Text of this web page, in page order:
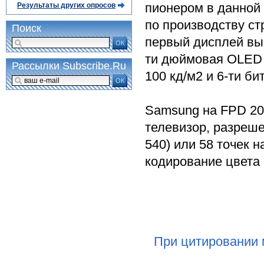
пионером в
по производству
первый дисплей
ти дюймовая
100 кд/м2 и 6-ти
Samsung на FPD
телевизор,
540) или 58 точек
кодирование
При цитировании
Результаты других опросов
Поиск
ОК
Рассылки Subscribe.Ru
ОК